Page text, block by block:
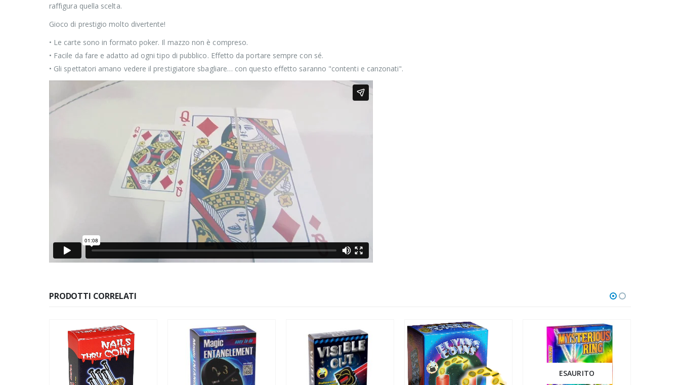
raffigura quella scelta.
Gioco di prestigio molto divertente!
• Le carte sono in formato poker. Il mazzo non è compreso.
• Facile da fare e adatto ad ogni tipo di pubblico. Effetto da portare sempre con sé.
• Gli spettatori amano vedere il prestigiatore sbagliare… con questo effetto saranno "contenti e canzonati".
PRODOTTI CORRELATI
ESAURITO